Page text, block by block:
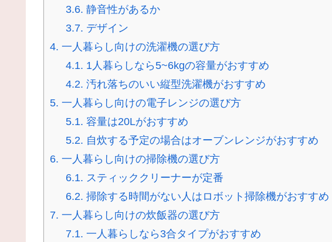
3.6. 静音性があるか
3.7. デザイン
4. 一人暮らし向けの洗濯機の選び方
4.1. 1人暮らしなら5~6kgの容量がおすすめ
4.2. 汚れ落ちのいい縦型洗濯機がおすすめ
5. 一人暮らし向けの電子レンジの選び方
5.1. 容量は20Lがおすすめ
5.2. 自炊する予定の場合はオーブンレンジがおすすめ
6. 一人暮らし向けの掃除機の選び方
6.1. スティッククリーナーが定番
6.2. 掃除する時間がない人はロボット掃除機がおすすめ
7. 一人暮らし向けの炊飯器の選び方
7.1. 一人暮らしなら3合タイプがおすすめ